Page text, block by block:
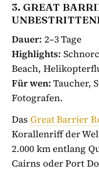
3. GREAT
Dauer: 2–3 Tage
Highlights:
Beach,
Für wen:Taucher,
Fotografen.
Das Great Barrier
Korallenriff der
2.000 km entlang
Cairns oder Port